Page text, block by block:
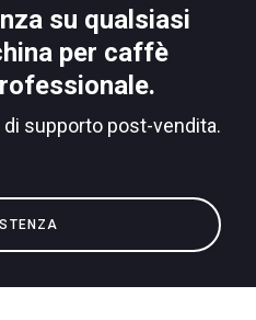
su qualsiasi
per caffè
supporto post-vendita.
Download